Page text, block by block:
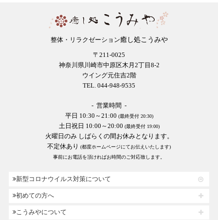
整体・リラクゼーション癒し処こうみや
〒211-0025
神奈川県川崎市中原区木月2丁目8-2
ウイング元住吉2階
TEL. 044-948-9535
- 営業時間 -
平日 10:30～21:00 (最終受付 20:30)
土日祝日 10:00～20:00 (最終受付 19:00)
火曜日のみ しばらくの間お休みとなります。
不定休あり (都度ホームページにてお伝えいたします)
事前にお電話を頂ければお時間のご対応致します。
新型コロナウイルス対策について
初めての方へ
こうみやについて